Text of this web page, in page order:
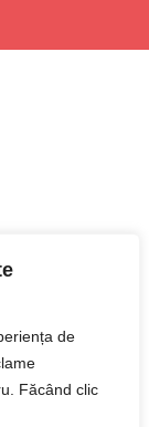
de
Făcând clic